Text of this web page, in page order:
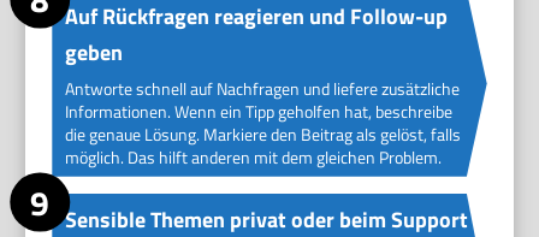
Auf Rückfragen reagieren und Follow-up
geben
Antworte schnell auf Nachfragen und liefere zusätzliche
Informationen. Wenn ein Tipp geholfen hat, beschreibe
die genaue Lösung. Markiere den Beitrag als gelöst, falls
möglich. Das hilft anderen mit dem gleichen Problem.
Sensible Themen privat oder beim Support